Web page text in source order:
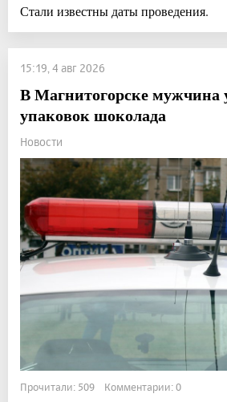
Стали известны даты проведения.
15:19, 4 авг 2026
В Магнитогорске мужчина
упаковок шоколада
Новости
Прочитали: 509 Комментарии: 0